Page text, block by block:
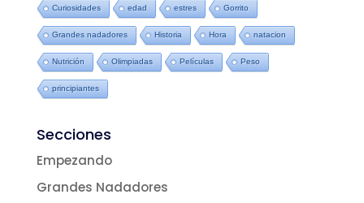
Curiosidades edad estres Gorrito
Grandes nadadores Historia Hora natacion
Nutrición Olimpiadas Películas Peso
principiantes
Secciones
Empezando
Grandes Nadadores